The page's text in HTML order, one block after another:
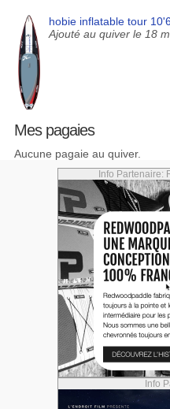
hobie inflatable tour
Ajouté au quiver le 18
Mes pagaies
Aucune pagaie au quiver.
Info Partenaire:
Info